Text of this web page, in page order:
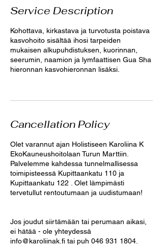
Service Description
Kohottava, kirkastava ja turvotusta poistava
kasvohoito sisältää ihosi tarpeiden
mukaisen alkupuhdistuksen, kuorinnan,
seerumin, naamion ja lymfaattisen Gua Sha
hieronnan kasvohieronnan lisäksi.
Cancellation Policy
Olet varannut ajan Holistiseen Karoliina K
EkoKauneushoitolaan Turun Marttiin.
Palvelemme kahdessa tunnelmallisessa
toimipisteessä Kupittaankatu 110 ja
Kupittaankatu 122 . Olet lämpimästi
tervetullut rentoutumaan ja uudistumaan!
Jos joudut siirtämään tai perumaan aikasi,
ei hätää - ole yhteydessä
info@karoliinak.fi tai puh 046 931 1804.